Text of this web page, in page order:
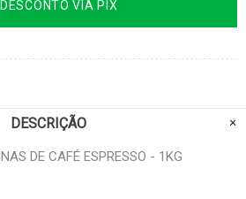
DESCONTO VIA PIX
DESCRIÇÃO
DE CAFÉ ESPRESSO - 1KG